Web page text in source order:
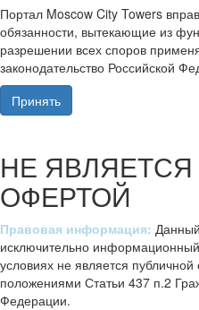
Портал Moscow City Towers
обязанности, вытекающие из
разрешении всех споров
законодательство Российской
Принять
НЕ
ОФЕРТОЙ
Правовая информация:
исключительно
условиях не является
положениями Статьи 437 п.2
Федерации.